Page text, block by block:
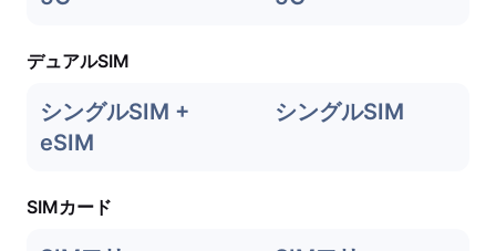
デュアルSIM
シングルSIM +
eSIM
シングルSIM
SIMカード